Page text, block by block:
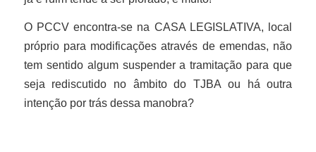
O PCCV encontra-se na CASA LEGISLATIVA, local
próprio para modificações através de emendas, não
tem sentido algum suspender a tramitação para que
seja rediscutido no âmbito do TJBA ou há outra
intenção por trás dessa manobra?